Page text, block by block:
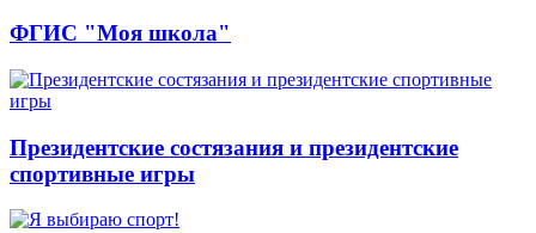
ФГИС "Моя школа"
Президентские состязания и президентские
спортивные игры